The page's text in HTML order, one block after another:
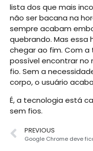
lista dos que mais
não ser bacana na
sempre acabam
quebrando. Mas
chegar ao fim. Com
possível encontrar no
fio. Sem a
corpo, o usuário
É, a tecnologia está
sem fios.
PREVIOUS